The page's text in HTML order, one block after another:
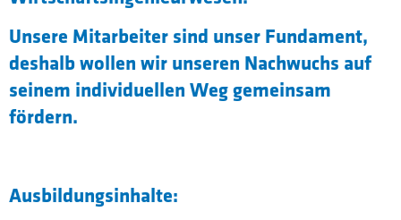
Unsere Mitarbeiter sind unser Fundament,
deshalb wollen wir unseren Nachwuchs auf
seinem individuellen Weg gemeinsam
fördern.
Ausbildungsinhalte: